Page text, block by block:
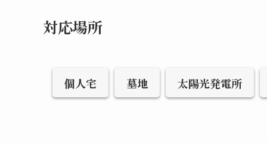
対応場所
個人宅 墓地 太陽光発電所